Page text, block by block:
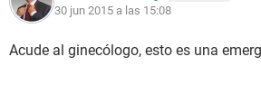
30 jun 2015 a las 15:08
Acude al ginecólogo, esto es una